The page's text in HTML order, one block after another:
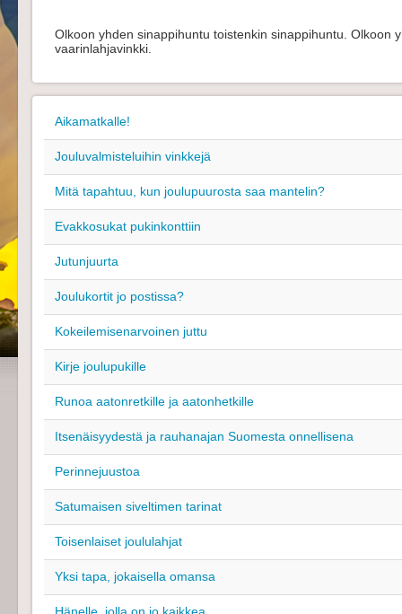
Olkoon yhden sinappihuntu toistenkin sinappihuntu. Olkoon
vaarinlahjavinkki.
Aikamatkalle!
Jouluvalmisteluihin vinkkejä
Mitä tapahtuu, kun joulupuurosta saa mantelin?
Evakkosukat pukinkonttiin
Jutunjuurta
Joulukortit jo postissa?
Kokeilemisenarvoinen juttu
Kirje joulupukille
Runoa aatonretkille ja aatonhetkille
Itsenäisyydestä ja rauhanajan Suomesta onnellisena
Perinnejuustoa
Satumaisen siveltimen tarinat
Toisenlaiset joululahjat
Yksi tapa, jokaisella omansa